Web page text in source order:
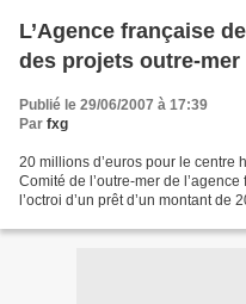
L’Agence française
des projets outre-mer
Publié le 29/06/2007 à 17:39
Par fxg
20 millions d’euros pour le centre
Comité de l’outre-mer de
l’octroi d’un prêt d’un montant de